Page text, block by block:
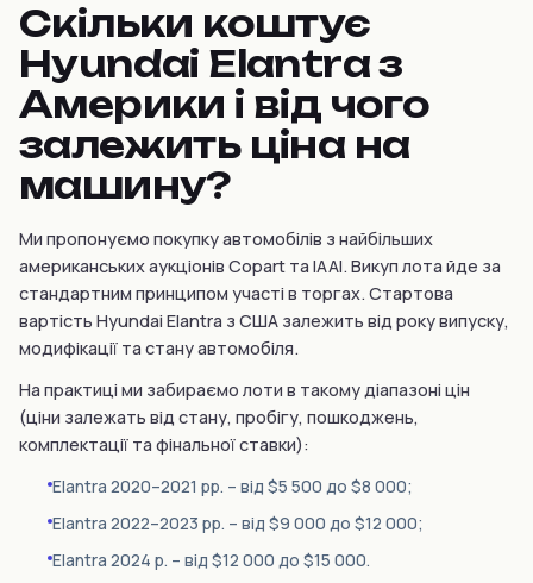
Скільки коштує
Hyundai Elantra з
Америки і від чого
залежить ціна на
машину?
Ми пропонуємо покупку автомобілів з найбільших
американських аукціонів Copart та IAAI. Викуп лота йде за
стандартним принципом участі в торгах. Стартова
вартість Hyundai Elantra з США залежить від року випуску,
модифікації та стану автомобіля.
На практиці ми забираємо лоти в такому діапазоні цін
(ціни залежать від стану, пробігу, пошкоджень,
комплектації та фінальної ставки):
Elantra 2020–2021 рр. – від $5 500 до $8 000;
Elantra 2022–2023 рр. – від $9 000 до $12 000;
Elantra 2024 р. – від $12 000 до $15 000.